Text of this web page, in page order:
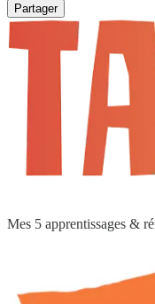
Partager
Mes 5 apprentissages &